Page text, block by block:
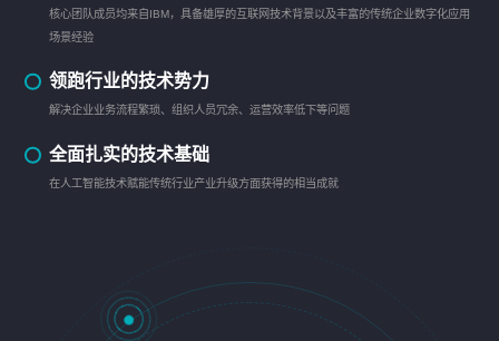
核心团队成员均来自IBM，具备雄厚的互联网技术背景以及丰富的传统企业数字化应用
场景经验
领跑行业的技术势力
解决企业业务流程繁琐、组织人员冗余、运营效率低下等问题
全面扎实的技术基础
在人工智能技术赋能传统行业产业升级方面获得的相当成就